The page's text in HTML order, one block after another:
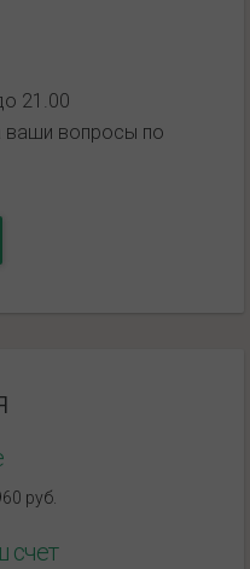
21.00
ваши вопросы по
руб.
счет